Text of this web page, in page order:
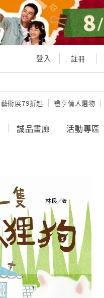
登入 註冊
藝術展79折起 禮享情人選物
誠品畫廊 活動專區